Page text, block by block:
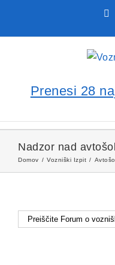
Prenesi 28
Nadzor nad
Domov Vozniški Izpit